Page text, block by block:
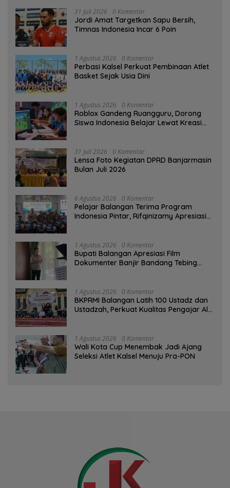
31 Juli 2026 0 Komentar
Jordi Amat Targetkan Sapu Bersih,
Timnas Indonesia Incar 6 Poin
1 Agustus 2026 0 Komentar
Perbasi Kalsel Perkuat Pembinaan Atlet
Basket Sejak Usia Dini
1 Agustus 2026 0 Komentar
Roblox Gandeng Ruangguru, Dorong
Siswa Indonesia Belajar Lewat Kreasi
31 Juli 2026 0 Komentar
Lensa Foto Kegiatan DPRD Banjarmasin
Bulan Juli 2026
6 Agustus 2026 0 Komentar
Pelajar Balangan Terima Program
Indonesia Pintar, Rifqinizamy Apresiasi
1 Agustus 2026 0 Komentar
Bupati Balangan Apresiasi Film
Dokumenter Banjir Bandang Tebing
1 Agustus 2026 0 Komentar
BKPRMI Balangan Latih 100 Ustadz dan
Ustadzah, Perkuat Kualitas Pengajar Al-
1 Agustus 2026 0 Komentar
Wali Kota Cup Menembak Jadi Ajang
Seleksi Atlet Kalsel Menuju Pra-PON